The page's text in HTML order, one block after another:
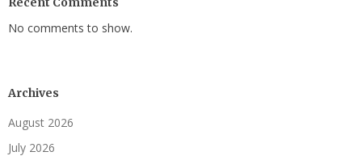
No comments to show.
Archives
August 2026
July 2026